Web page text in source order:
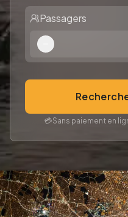
Passagers
💳Sans paiement en